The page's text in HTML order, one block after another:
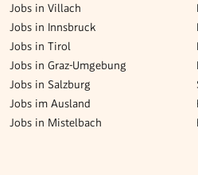
Jobs in Villach
Jobs in Innsbruck
Jobs in Tirol
Jobs in Graz-Umgebung
Jobs in Salzburg
Jobs im Ausland
Jobs in Mistelbach